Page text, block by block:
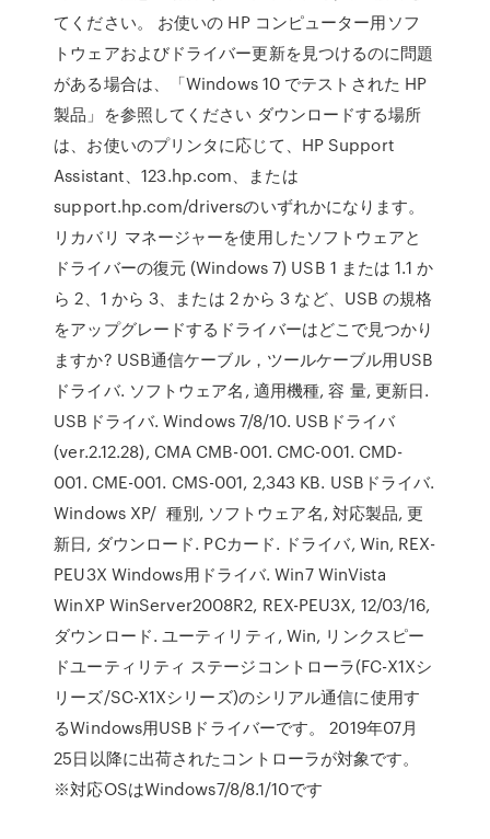
てください。 お使いの HP コンピューター用ソフ
トウェアおよびドライバー更新を見つけるのに問題
がある場合は、「Windows 10 でテストされた HP
製品」を参照してください ダウンロードする場所
は、お使いのプリンタに応じて、HP Support
Assistant、123.hp.com、または
support.hp.com/driversのいずれかになります。
リカバリ マネージャーを使用したソフトウェアと
ドライバーの復元 (Windows 7) USB 1 または 1.1 か
ら 2、1 から 3、または 2 から 3 など、USB の規格
をアップグレードするドライバーはどこで見つかり
ますか? USB通信ケーブル，ツールケーブル用USB
ドライバ. ソフトウェア名, 適用機種, 容 量, 更新日.
USBドライバ. Windows 7/8/10. USBドライバ
(ver.2.12.28), CMA CMB-001. CMC-001. CMD-
001. CME-001. CMS-001, 2,343 KB. USBドライバ.
Windows XP/ 種別, ソフトウェア名, 対応製品, 更
新日, ダウンロード. PCカード. ドライバ, Win, REX-
PEU3X Windows用ドライバ. Win7 WinVista
WinXP WinServer2008R2, REX-PEU3X, 12/03/16,
ダウンロード. ユーティリティ, Win, リンクスピー
ドユーティリティ ステージコントローラ(FC-X1Xシ
リーズ/SC-X1Xシリーズ)のシリアル通信に使用す
るWindows用USBドライバーです。 2019年07月
25日以降に出荷されたコントローラが対象です。
※対応OSはWindows7/8/8.1/10です